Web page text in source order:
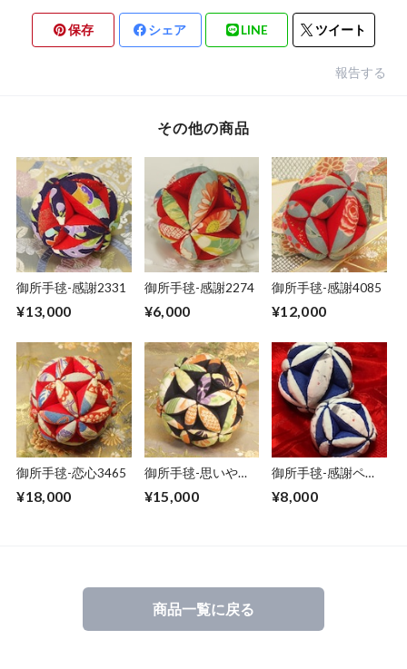
保存 シェア LINE ツイート
報告する
その他の商品
御所手毬-感謝2331
¥13,000
御所手毬-感謝2274
¥6,000
御所手毬-感謝4085
¥12,000
御所手毬-恋心3465
¥18,000
御所手毬-思いやり
¥15,000
御所手毬-感謝ペア
¥8,000
商品一覧に戻る